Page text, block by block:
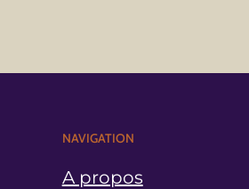
NAVIGATION
A propos